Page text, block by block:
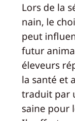
Lors de la
nain, le
peut
futur
éleveurs
la santé et
traduit par
saine pour